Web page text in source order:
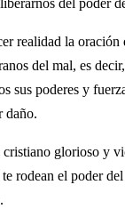
realidad la oración
del mal, es
sus poderes y
daño.
cristiano glorioso y
rodean el poder